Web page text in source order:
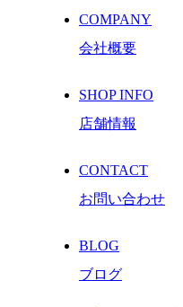
COMPANY
会社概要
SHOP INFO
店舗情報
CONTACT
お問い合わせ
BLOG
ブログ